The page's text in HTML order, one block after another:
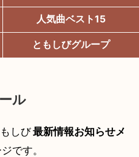
人気曲ベスト15
ともしびグループ
ル
しび最新情報お知らせメ
です。